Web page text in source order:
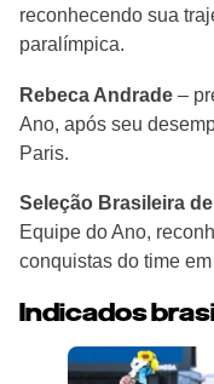
reconhecendo sua
paralímpica.
Rebeca Andrade –
Ano, após seu
Paris.
Seleção Brasileira
Equipe do Ano,
conquistas do time
Indicados